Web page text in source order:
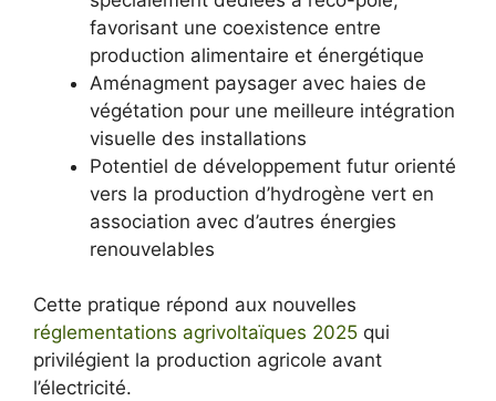
favorisant une coexistence entre
production alimentaire et énergétique
Aménagment paysager avec haies de
végétation pour une meilleure intégration
visuelle des installations
Potentiel de développement futur orienté
vers la production d’hydrogène vert en
association avec d’autres énergies
renouvelables
Cette pratique répond aux nouvelles
réglementations agrivoltaïques 2025 qui
privilégient la production agricole avant
l’électricité.